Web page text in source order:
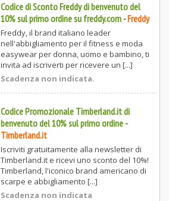
Codice di Sconto Freddy di benvenuto del
10% sul primo ordine su freddy.com-Freddy
Freddy, il brand italiano leader
nell'abbigliamento per il fitness e moda
easywear per donna, uomo e bambino, ti
invita ad iscriverti per ricevere un [...]
Scadenza non indicata.
Codice Promozionale Timberland.it di
benvenuto del 10% sul primo ordine-
Timberland.it
Iscriviti gratuitamente alla newsletter di
Timberland.it e ricevi uno sconto del 10%!
Timberland, l'iconico brand americano di
scarpe e abbigliamento [...]
Scadenza non indicata